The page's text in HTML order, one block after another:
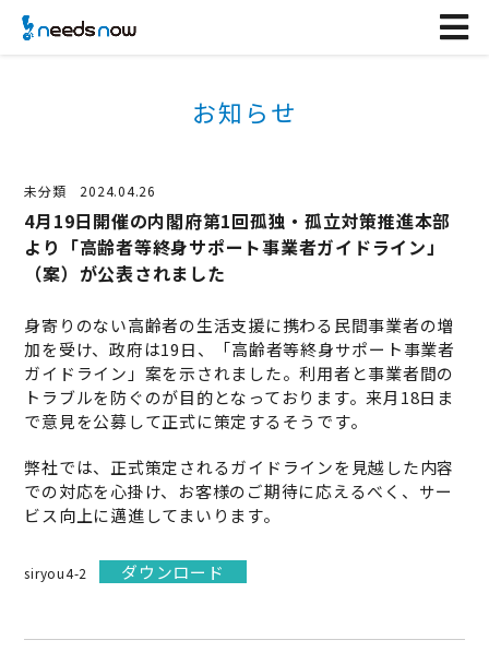
お知らせ
未分類 2024.04.26
4月19日開催の内閣府第1回孤独・孤立対策推進本部
より「高齢者等終身サポート事業者ガイドライン」
（案）が公表されました
身寄りのない高齢者の生活支援に携わる民間事業者の増
加を受け、政府は19日、「高齢者等終身サポート事業者
ガイドライン」案を示されました。利用者と事業者間の
トラブルを防ぐのが目的となっております。来月18日ま
で意見を公募して正式に策定するそうです。
弊社では、正式策定されるガイドラインを見越した内容
での対応を心掛け、お客様のご期待に応えるべく、サー
ビス向上に邁進してまいります。
siryou4-2 ダウンロード